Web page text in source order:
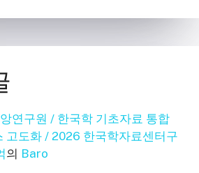
연구원 / 한국학 기초자료 통합
고도화 / 2026 한국학자료센터구
의 Baro